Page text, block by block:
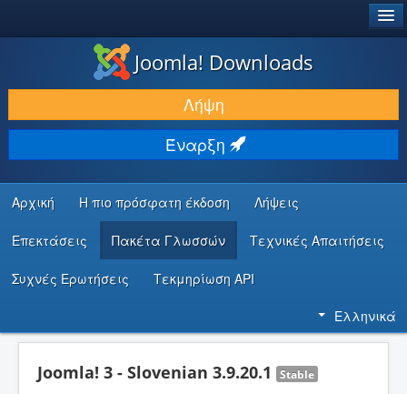
ΛΉΨΕΙΣ & ΕΠΕΚΤΆΣΕΙΣ
ΕΎΡΕΣΗ & ΜΆΘΗΣΗ
ΚΟΙΝΌΤΗΤΑ & ΥΠΟΣΤΉΡΙΞΗ
ΠΌΡΟΙ ΠΡΟΓΡΑΜΜΑΤΙΣΤΏΝ
Joomla! Downloads
Λήψη
Έναρξη
Αρχική Η πιο πρόσφατη έκδοση Λήψεις
Επεκτάσεις Πακέτα Γλωσσών Τεχνικές Απαιτήσεις
Συχνές Ερωτήσεις Τεκμηρίωση API
Ελληνικά
Joomla! 3 - Slovenian 3.9.20.1 Stable